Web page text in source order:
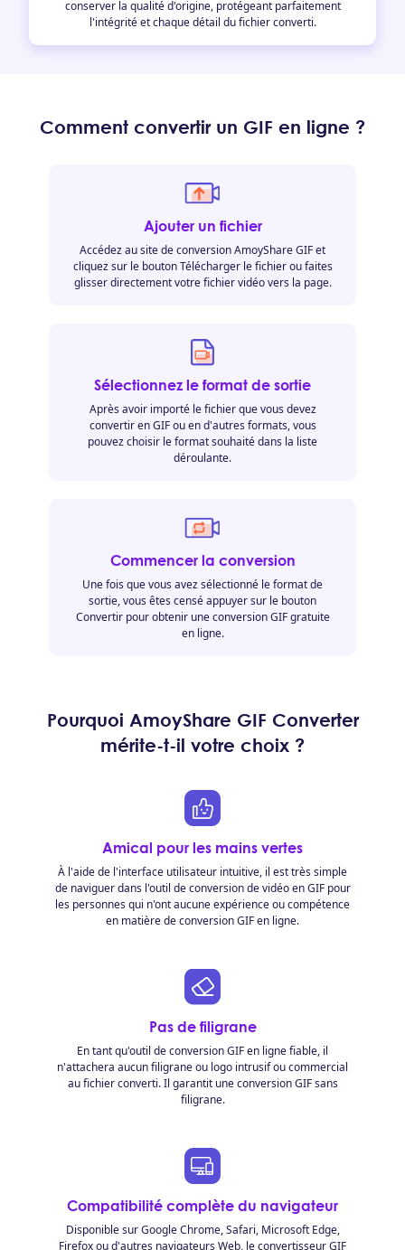
conserver la qualité d'origine, protégeant parfaitement
l'intégrité et chaque détail du fichier converti.
Comment convertir un GIF en ligne ?
Ajouter un fichier
Accédez au site de conversion AmoyShare GIF et
cliquez sur le bouton Télécharger le fichier ou faites
glisser directement votre fichier vidéo vers la page.
Sélectionnez le format de sortie
Après avoir importé le fichier que vous devez
convertir en GIF ou en d'autres formats, vous
pouvez choisir le format souhaité dans la liste
déroulante.
Commencer la conversion
Une fois que vous avez sélectionné le format de
sortie, vous êtes censé appuyer sur le bouton
Convertir pour obtenir une conversion GIF gratuite
en ligne.
Pourquoi AmoyShare GIF Converter
mérite-t-il votre choix ?
Amical pour les mains vertes
À l'aide de l'interface utilisateur intuitive, il est très simple
de naviguer dans l'outil de conversion de vidéo en GIF pour
les personnes qui n'ont aucune expérience ou compétence
en matière de conversion GIF en ligne.
Pas de filigrane
En tant qu'outil de conversion GIF en ligne fiable, il
n'attachera aucun filigrane ou logo intrusif ou commercial
au fichier converti. Il garantit une conversion GIF sans
filigrane.
Compatibilité complète du navigateur
Disponible sur Google Chrome, Safari, Microsoft Edge,
Firefox ou d'autres navigateurs Web, le convertisseur GIF